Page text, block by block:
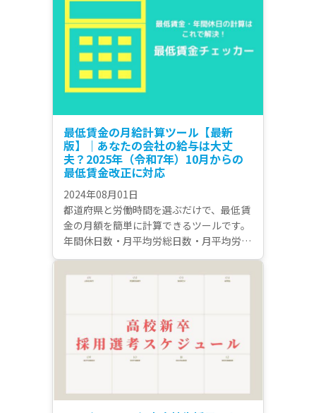
最低賃金の月給計算ツール【最新
版】｜あなたの会社の給与は大丈
夫？2025年（令和7年）10月からの
最低賃金改正に対応
2024年08月01日
都道府県と労働時間を選ぶだけで、最低賃
金の月額を簡単に計算できるツールです。
年間休日数・月平均労総日数・月平均労働
時間など、労働時間は様々な方法で計算可
能です。2025年10月に改正された最低賃
金に対応した最新版です。毎年10月に施行